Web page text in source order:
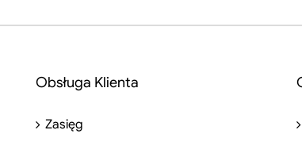
Obsługa Klienta
Zasięg